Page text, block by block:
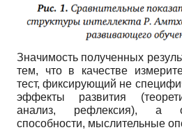
Значимость полученных
тем, что в качестве
тест, фиксирующий не
эффекты развития
анализ, рефлексия), а
способности, мыслительные